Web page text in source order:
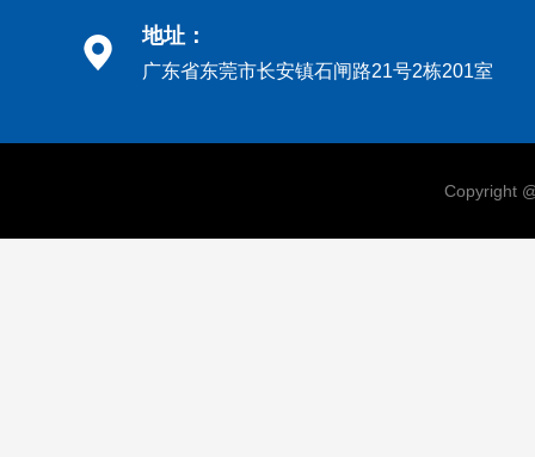
地址：
广东省东莞市长安镇石闸路21号2栋201室
Copyright